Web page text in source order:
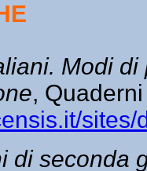
Modi
,
di seconda